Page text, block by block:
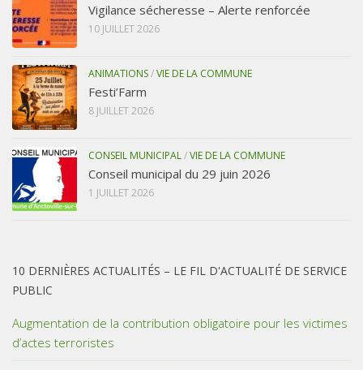
Vigilance sécheresse – Alerte renforcée
10 JUILLET 2026
ANIMATIONS/VIE DE LA COMMUNE
Festi’Farm
8 JUILLET 2026
CONSEIL MUNICIPAL/VIE DE LA COMMUNE
Conseil municipal du 29 juin 2026
1 JUILLET 2026
10 DERNIÈRES ACTUALITÉS – LE FIL D'ACTUALITÉ DE SERVICE
PUBLIC
Augmentation de la contribution obligatoire pour les victimes
d’actes terroristes